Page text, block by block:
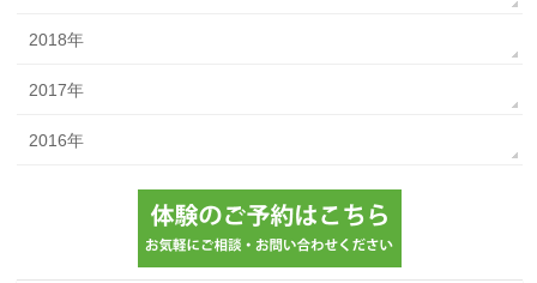
2018年
2017年
2016年